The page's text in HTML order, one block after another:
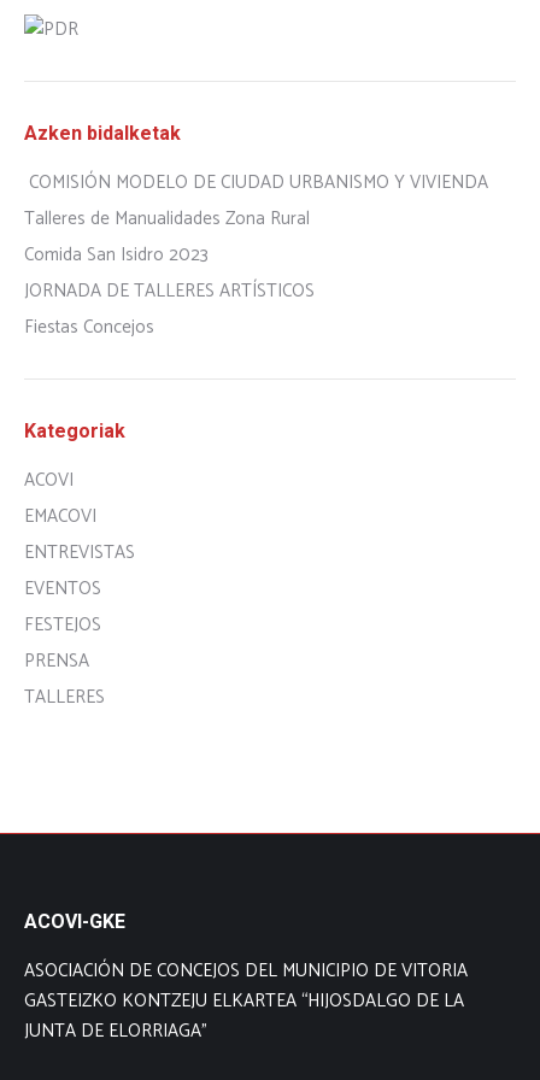
Azken bidalketak
COMISIÓN MODELO DE CIUDAD URBANISMO Y VIVIENDA
Talleres de Manualidades Zona Rural
Comida San Isidro 2023
JORNADA DE TALLERES ARTÍSTICOS
Fiestas Concejos
Kategoriak
ACOVI
EMACOVI
ENTREVISTAS
EVENTOS
FESTEJOS
PRENSA
TALLERES
ACOVI-GKE
ASOCIACIÓN DE CONCEJOS DEL MUNICIPIO DE VITORIA
GASTEIZKO KONTZEJU ELKARTEA “HIJOSDALGO DE LA
JUNTA DE ELORRIAGA”